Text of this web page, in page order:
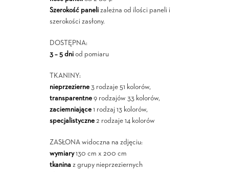
Szerokość panelizależna od ilości paneli i
szerokości zasłony.
DOSTĘPNA:
3 – 5 dniod pomiaru
TKANINY:
nieprzezierne3 rodzaje 51 kolorów,
transparentne9 rodzajów 33 kolorów,
zaciemniające1 rodzaj 13 kolorów,
specjalistyczne2 rodzaje 14 kolorów
ZASŁONA widoczna na zdjęciu:
wymiary130 cm x 200 cm
tkaninaz grupy nieprzeziernych